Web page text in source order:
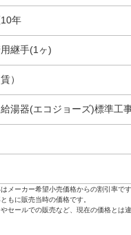
年
継手(1ヶ)
）
湯器(エコジョーズ)標準工
メーカー希望小売価格からの割引率です
もに販売当時の価格です。
セールでの販売など、現在の価格とは違